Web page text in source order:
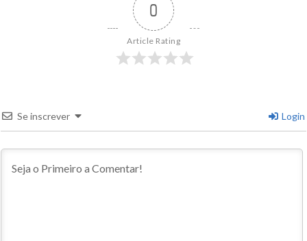
0
Article Rating
Se inscrever Login